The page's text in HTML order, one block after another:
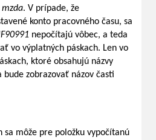
mzda. V prípade, že
konto pracovného času, sa
nepočítajú vôbec, a teda
vo výplatných páskach. Len vo
ktoré obsahujú názvy
bude zobrazovať názov časti
sa môže pre položku vypočítanú